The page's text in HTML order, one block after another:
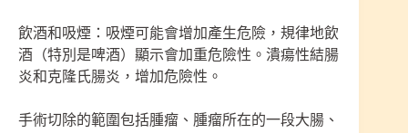
飲酒和吸煙：吸煙可能會增加產生危險，規律地飲
酒（特別是啤酒）顯示會加重危險性。潰瘍性結腸
炎和克隆氏腸炎，增加危險性。
手術切除的範圍包括腫瘤、腫瘤所在的一段大腸、